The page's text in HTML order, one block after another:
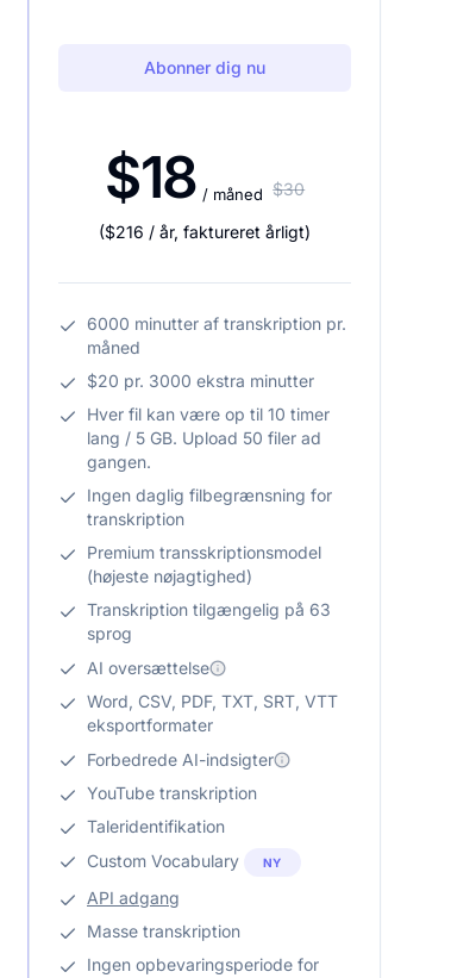
Abonner dig nu
$18 / måned $30
($216 / år, faktureret årligt)
6000 minutter af transkription pr.
måned
$20 pr. 3000 ekstra minutter
Hver fil kan være op til 10 timer
lang / 5 GB. Upload 50 filer ad
gangen.
Ingen daglig filbegrænsning for
transkription
Premium transskriptionsmodel
(højeste nøjagtighed)
Transkription tilgængelig på 63
sprog
AI oversættelse
Word, CSV, PDF, TXT, SRT, VTT
eksportformater
Forbedrede AI-indsigter
YouTube transkription
Taleridentifikation
Custom Vocabulary
NY
API adgang
Masse transkription
Ingen opbevaringsperiode for